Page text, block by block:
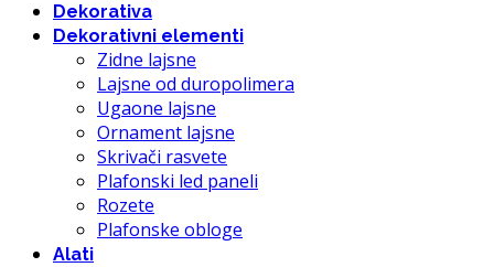
Dekorativa
Dekorativni elementi
Zidne lajsne
Lajsne od duropolimera
Ugaone lajsne
Ornament lajsne
Skrivači rasvete
Plafonski led paneli
Rozete
Plafonske obloge
Alati